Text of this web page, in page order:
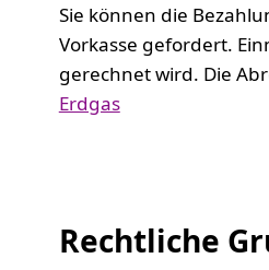
Sie können die
Vorkasse gefordert.
gerechnet wird. Die
Erdgas
Rechtliche